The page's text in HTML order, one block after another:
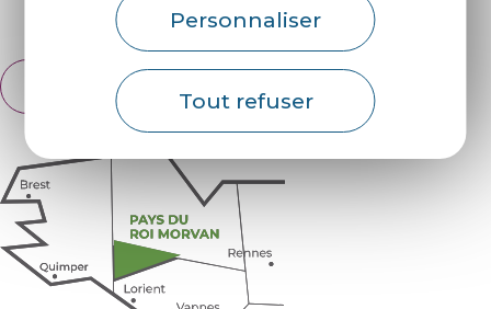
Personnaliser
Tout refuser
Espace pro Partenaires
Français
English